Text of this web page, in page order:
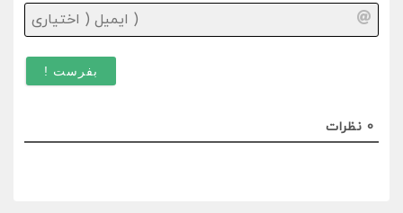
0 نظرات